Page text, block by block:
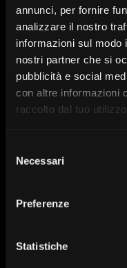
annunci, per fornire
analizzare il nostro
informazioni sul
nostri partner che si
pubblicità e social
con altre informazioni
raccolto dal tuo
delNecessari
Preferenze
Statistiche
Griglia Occlusiva per
rigenerativa
Pilastri e corone Total